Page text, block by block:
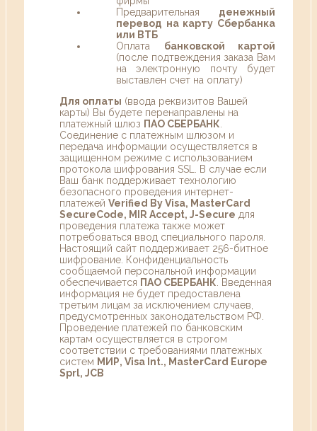
Предварительная денежный
перевод на карту Сбербанка
или ВТБ
Оплата банковской картой
(после подтвеждения заказа Вам
на электронную почту будет
выставлен счет на оплату)
Для оплаты (ввода реквизитов Вашей
карты) Вы будете перенаправлены на
платежный шлюз ПАО СБЕРБАНК
Соединение с платежным шлюзом и
передача информации осуществляется в
защищенном режиме с использованием
протокола шифрования SSL. В случае если
Ваш банк поддерживает технологию
безопасного проведения интернет-
платежей Verified By Visa, MasterCard
SecureCode, MIR Accept, J-Secure для
проведения платежа также может
потребоваться ввод специального пароля.
Настоящий сайт поддерживает 256-битное
шифрование. Конфиденциальность
сообщаемой персональной информации
обеспечивается ПАО СБЕРБАНК . Введенная
информация не будет предоставлена
третьим лицам за исключением случаев,
предусмотренных законодательством РФ.
Проведение платежей по банковским
картам осуществляется в строгом
соответствии с требованиями платежных
систем МИР, Visa Int., MasterCard Europe
Sprl, JCB